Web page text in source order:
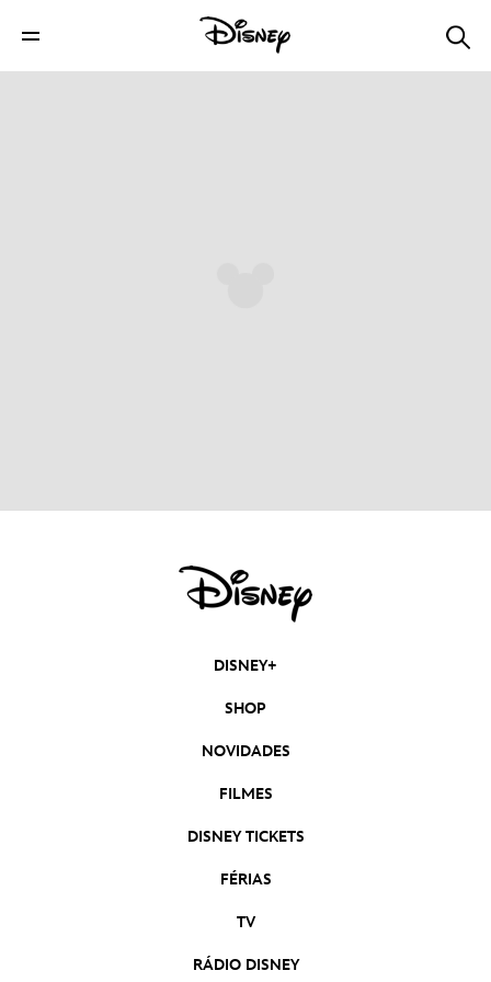
DISNEY+
SHOP
NOVIDADES
FILMES
DISNEY TICKETS
FÉRIAS
TV
RÁDIO DISNEY